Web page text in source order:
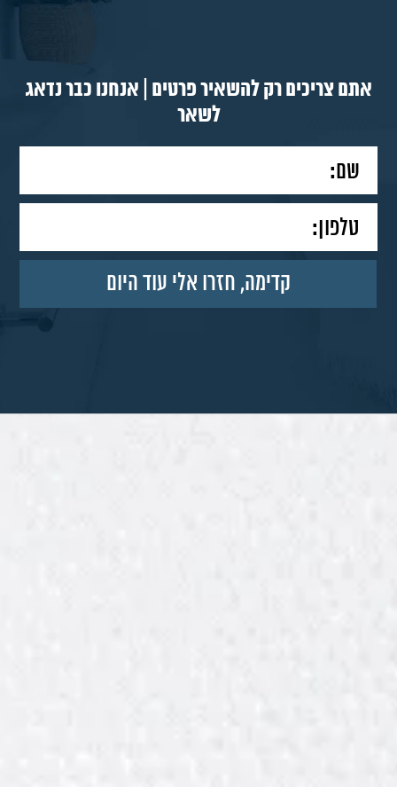
אתם צריכים רק להשאיר פרטים | אנחנו כבר נדאג
לשאר